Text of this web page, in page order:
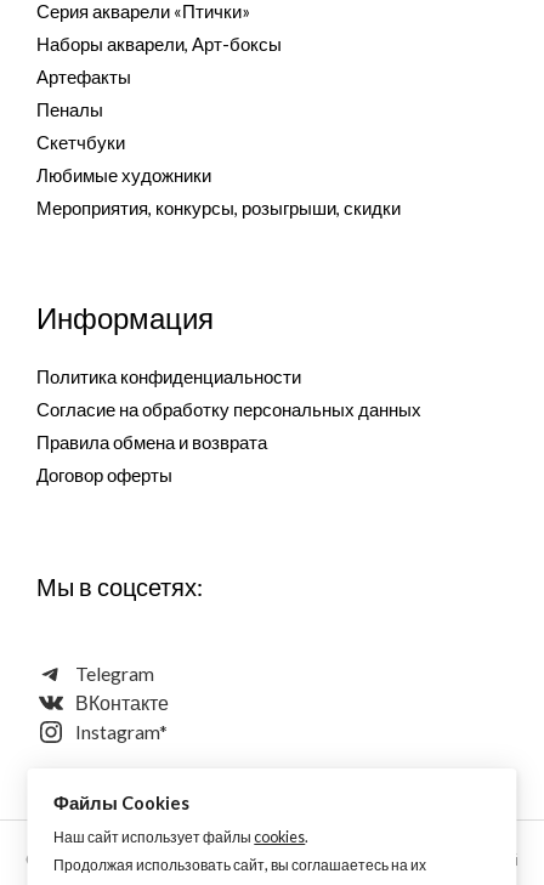
Серия акварели «Птички»
Наборы акварели, Арт-боксы
Артефакты
Пеналы
Скетчбуки
Любимые художники
Мероприятия, конкурсы, розыгрыши, скидки
Информация
Политика конфиденциальности
Согласие на обработку персональных данных
Правила обмена и возврата
Договор оферты
Мы в соцсетях:
Telegram
ВКонтакте
Instagram*
Copyright © 2026 Aquarellewings - уникальная акварель ручной
Файлы Cookies
Наш сайт использует файлыcookies.
Продолжая использовать сайт, вы соглашаетесь на их